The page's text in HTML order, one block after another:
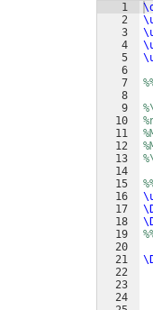
1
2
3
4
5
6
7
8
9
10
11
12
13
14
15
16
17
18
19
20
21
22
23
24